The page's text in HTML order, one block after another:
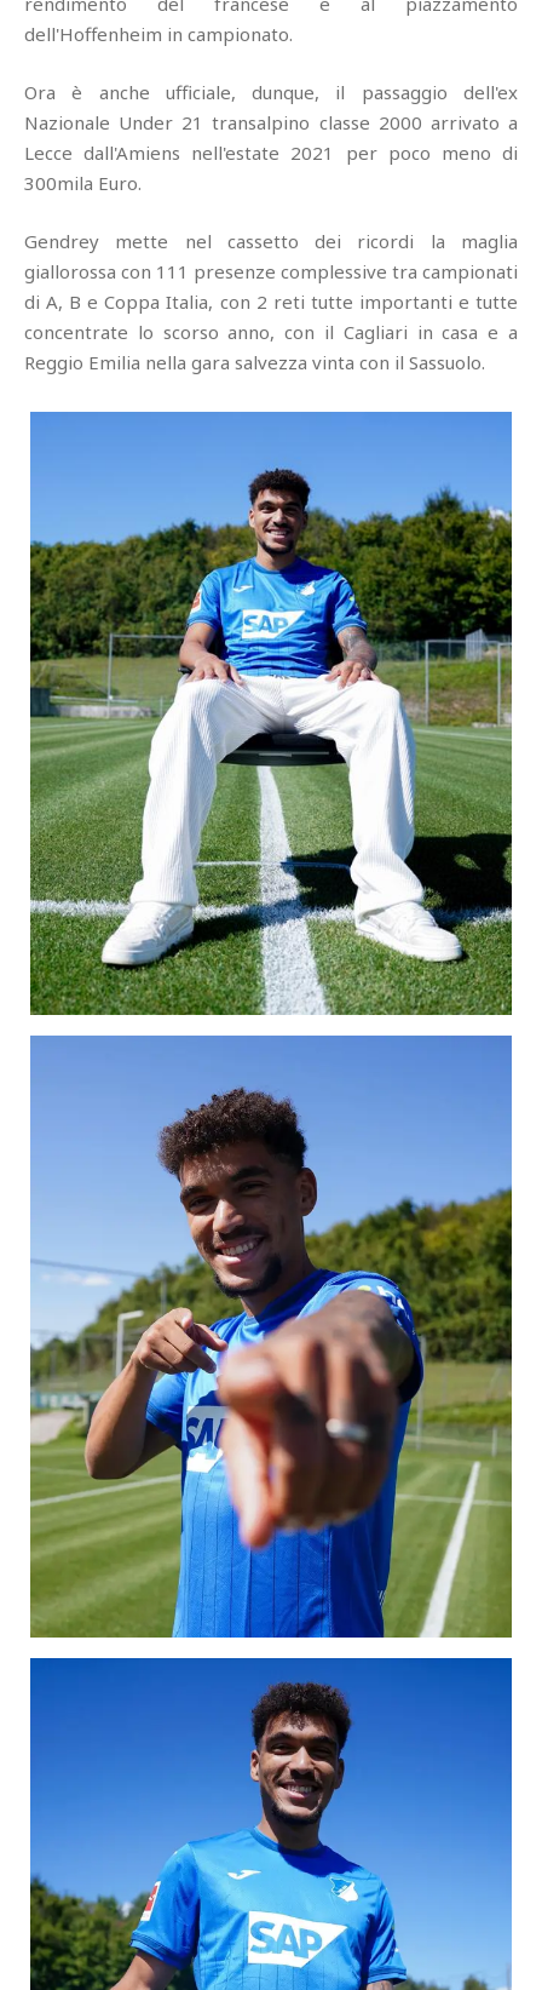
dell'Hoffenheim in campionato.
Ora è anche ufficiale, dunque, il passaggio dell'ex
Nazionale Under 21 transalpino classe 2000 arrivato a
Lecce dall'Amiens nell'estate 2021 per poco meno di
300mila Euro.
Gendrey mette nel cassetto dei ricordi la maglia
giallorossa con 111 presenze complessive tra campionati
di A, B e Coppa Italia, con 2 reti tutte importanti e tutte
concentrate lo scorso anno, con il Cagliari in casa e a
Reggio Emilia nella gara salvezza vinta con il Sassuolo.